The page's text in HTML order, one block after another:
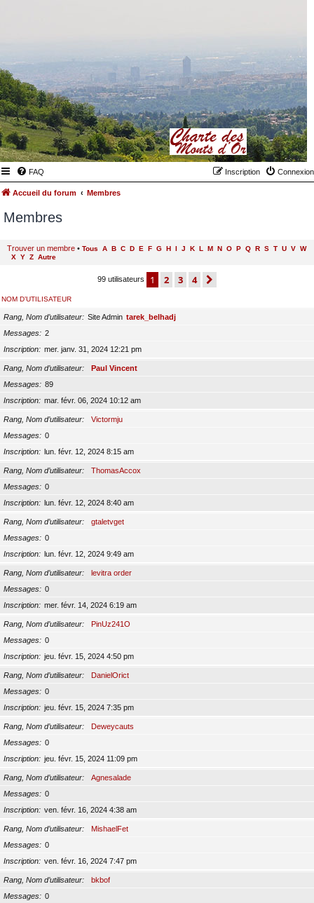
FAQ Connexion
Inscription
Accueil du forum Membres
Membres
Trouver un membre • Tous A B C D E F G H I J K L M N O P Q R S T U V W
X Y Z Autre
99 utilisateurs 1 2 3 4
NOM D’UTILISATEUR
Rang, Nom d’utilisateur Site Admin tarek_belhadj
Messages
2
Inscription
mer. janv. 31, 2024 12:21 pm
Rang, Nom d’utilisateur
Paul Vincent
Messages
89
Inscription
mar. févr. 06, 2024 10:12 am
Rang, Nom d’utilisateur
Victormju
Messages
0
Inscription
lun. févr. 12, 2024 8:15 am
Rang, Nom d’utilisateur
ThomasAccox
Messages
0
Inscription
lun. févr. 12, 2024 8:40 am
Rang, Nom d’utilisateur
gtaletvget
Messages
0
Inscription
lun. févr. 12, 2024 9:49 am
Rang, Nom d’utilisateur
levitra order
Messages
0
Inscription
mer. févr. 14, 2024 6:19 am
Rang, Nom d’utilisateur
PinUz241O
Messages
0
Inscription
jeu. févr. 15, 2024 4:50 pm
Rang, Nom d’utilisateur
DanielOrict
Messages
0
Inscription
jeu. févr. 15, 2024 7:35 pm
Rang, Nom d’utilisateur
Deweycauts
Messages
0
Inscription
jeu. févr. 15, 2024 11:09 pm
Rang, Nom d’utilisateur
Agnesalade
Messages
0
Inscription
ven. févr. 16, 2024 4:38 am
Rang, Nom d’utilisateur
MishaelFet
Messages
0
Inscription
ven. févr. 16, 2024 7:47 pm
Rang, Nom d’utilisateur
bkbof
Messages
0